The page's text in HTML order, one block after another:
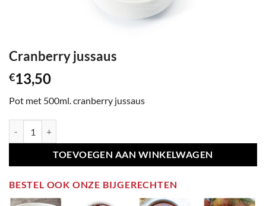
Cranberry jussaus
€13,50
Pot met 500ml. cranberry jussaus
TOEVOEGEN AAN WINKELWAGEN
BESTEL OOK ONZE BIJGERECHTEN